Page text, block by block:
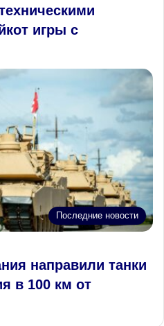
игры с
Последние новости
направили танки
в 100 км от